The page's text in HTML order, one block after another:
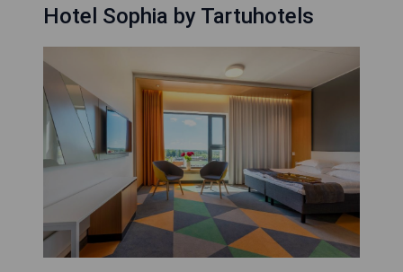
Hotel Sophia by Tartuhotels